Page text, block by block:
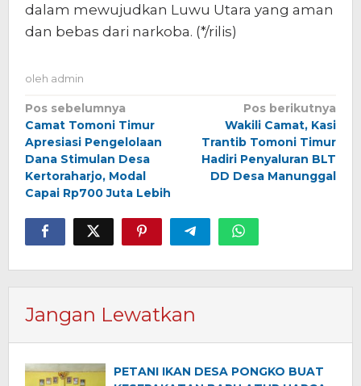
dalam mewujudkan Luwu Utara yang aman
dan bebas dari narkoba. (*/rilis)
oleh admin
Navigasi
pos
Pos sebelumnya
Camat Tomoni Timur
Apresiasi Pengelolaan
Dana Stimulan Desa
Kertoraharjo, Modal
Capai Rp700 Juta Lebih
Pos berikutnya
Wakili Camat, Kasi
Trantib Tomoni Timur
Hadiri Penyaluran BLT
DD Desa Manunggal
Jangan Lewatkan
PETANI IKAN DESA PONGKO BUAT